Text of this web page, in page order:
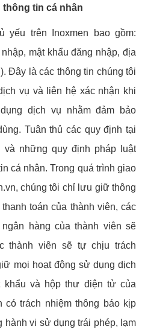
tin cá nhân
yếu trên Inoxmen bao gồm:
mật khẩu đăng nhập, địa
Đây là các thông tin chúng tôi
vụ và liên hệ xác nhận khi
dịch vụ nhằm đảm bảo
Tuân thủ các quy định tại
và những quy định pháp luật
cá nhân. Trong quá trình giao
chúng tôi chỉ lưu giữ thông
toán của thành viên, các
hàng của thành viên sẽ
thành viên sẽ tự chịu trách
mọi hoạt động sử dụng dịch
và hộp thư điện tử của
có trách nhiệm thông báo kịp
hành vi sử dụng trái phép, lạm